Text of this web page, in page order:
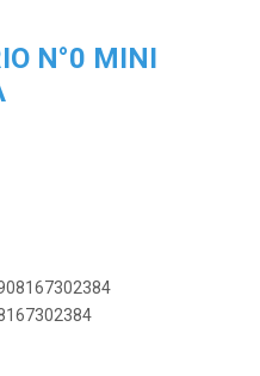
N°0 MINI